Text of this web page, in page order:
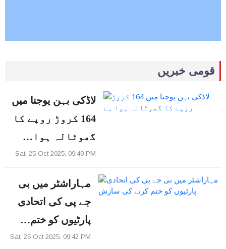
قومی خبریں
لاڈکی بہن یوجنا میں
164 کروڑ روپے کا
گھوٹالہ ہوا…
Sat, 25 Oct 2025, 09:49 PM
مہاراشٹر میں بی
جے پی کی اتحادی
پارٹیوں کو ختم…
Sat, 25 Oct 2025, 09:42 PM